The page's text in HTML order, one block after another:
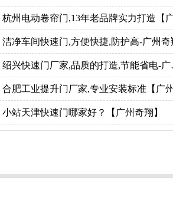
【广州奇翔】
杭州电动卷帘门,13年老品牌实力打造【
奇翔】
洁净车间快速门,方便快捷,防护高-广州奇
绍兴快速门厂家,品质的打造,节能省电-广
奇翔
合肥工业提升门厂家,专业安装标准【广
翔】
小站天津快速门哪家好？【广州奇翔】